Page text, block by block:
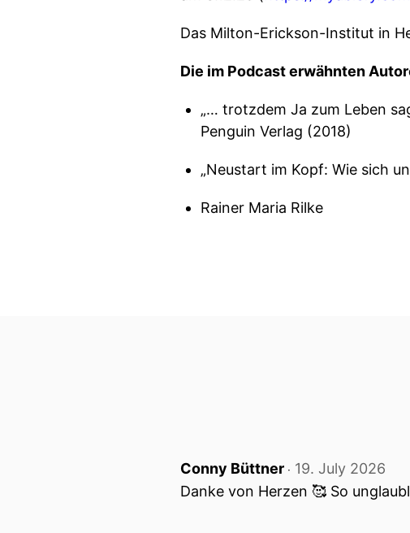
Das Milton-Erickson-Institut in
Die im Podcast erwähnten
„… trotzdem Ja zum Leben
Penguin Verlag (2018)
„Neustart im Kopf: Wie sich
Rainer Maria Rilke
Conny Büttner ‧ 19. July 2026
Danke von Herzen 🥰 So